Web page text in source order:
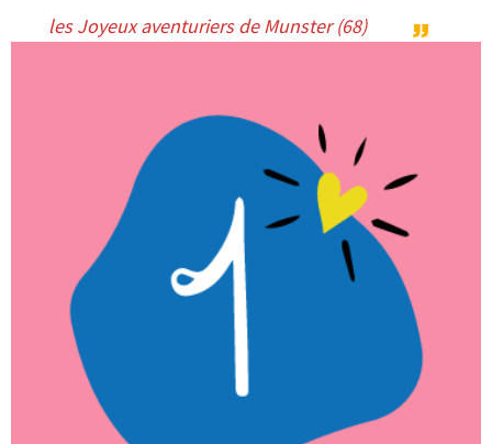
les Joyeux aventuriers de Munster (68)